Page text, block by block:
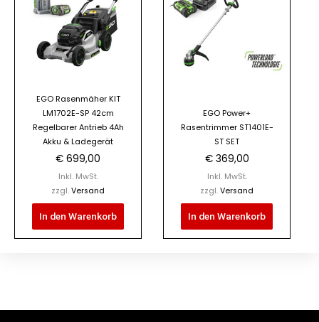
EGO Rasenmäher KIT
LM1702E-SP 42cm
Regelbarer Antrieb 4Ah
Akku & Ladegerät
€ 699,00
Inkl. MwSt.
zzgl. Versand
In den Warenkorb
EGO Power+
Rasentrimmer ST1401E-
ST SET
€369,00
Inkl. MwSt.
zzgl. Versand
In den Warenkorb